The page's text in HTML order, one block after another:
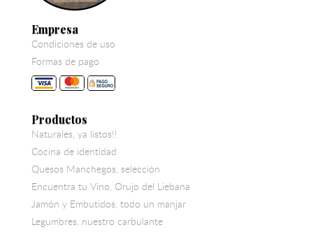
Empresa
Condiciones de uso
Formas de pago
Productos
Naturales, ya listos!!
Cocina de identidad
Quesos Manchegos, selección
Encuentra tu Vino, Orujo del Liebana
Jamón y Embutidos, todo un manjar
Legumbres, nuestro carbulante